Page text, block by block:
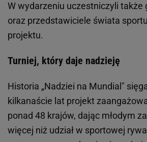
W wydarzeniu uczestniczyli także
oraz przedstawiciele świata
projektu.
Turniej, który daje nadzieję
Historia „Nadziei na Mundial"
kilkanaście lat projekt
ponad 48 krajów, dając młodym
więcej niż udział w sportowej